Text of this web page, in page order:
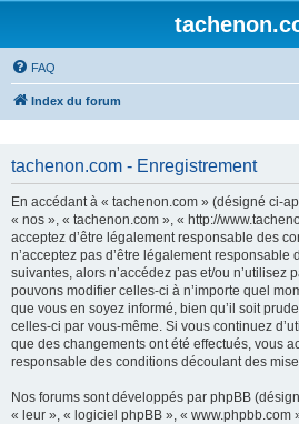
FAQ
Index du forum
tachenon.com - Enregistrement
En accédant à « tachenon.com » (désigné ci-
« nos », « tachenon.com », « http://
acceptez d’être légalement responsable des
n’acceptez pas d’être légalement responsable
suivantes, alors n’accédez pas et/ou n’utilisez
pouvons modifier celles-ci à n’importe quel
que vous en soyez informé, bien qu’il soit
celles-ci par vous-même. Si vous continuez
que des changements ont été effectués, vous
responsable des conditions découlant des
Nos forums sont développés par phpBB
« leur », « logiciel phpBB », « www.phpbb.com